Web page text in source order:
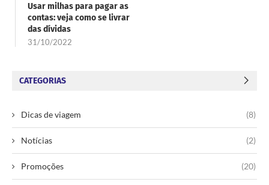
Usar milhas para pagar as
contas: veja como se livrar
das dívidas
31/10/2022
CATEGORIAS
Dicas de viagem (8)
Notícias (2)
Promoções (20)